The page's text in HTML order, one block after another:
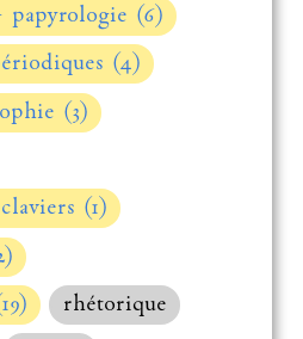
papyrologie (6)
(4)
(3)
(1)
rhétorique